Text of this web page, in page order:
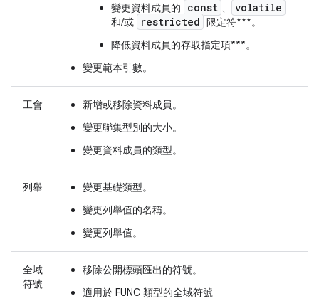
變更資料成員的
const 、 volatile
和/或 restricted 限定符***。
降低資料成員的存取指定項***。
變更範本引數。
工會
新增或移除資料成員。
變更聯集型別的大小。
變更資料成員的類型。
列舉
變更基礎類型。
變更列舉值的名稱。
變更列舉值。
全域
符號
移除公開標頭匯出的符號。
適用於 FUNC 類型的全域符號